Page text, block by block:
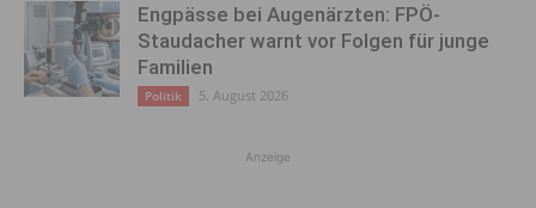
Engpässe bei Augenärzten: FPÖ-
Staudacher warnt vor Folgen für junge
Familien
Politik 5. August 2026
Anzeige